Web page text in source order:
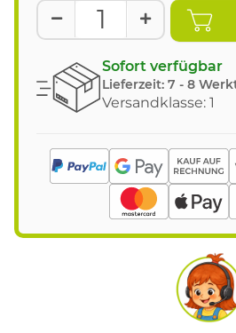
Sofort verfügbar
Lieferzeit: 7 - 8
Versandklasse: 1